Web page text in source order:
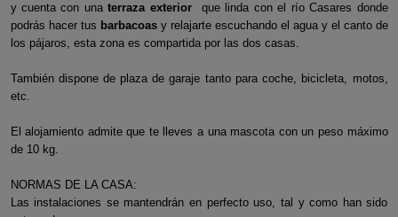
y cuenta con unaterraza exteriorque linda con el río Casares donde
podrás hacer tus barbacoasy relajarte escuchando el agua y el canto de
los pájaros, esta zona es compartida por las dos casas.
También dispone de plaza de garaje tanto para coche, bicicleta, motos,
etc.
El alojamiento admite que te lleves a una mascota con un peso máximo
de 10 kg.
NORMAS DE LA CASA:
Las instalaciones se mantendrán en perfecto uso, tal y como han sido